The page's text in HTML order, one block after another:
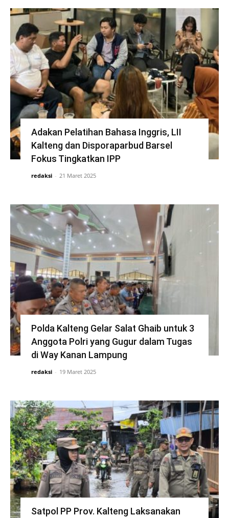
Adakan Pelatihan Bahasa Inggris, LII
Kalteng dan Disporaparbud Barsel
Fokus Tingkatkan IPP
redaksi - 21 Maret 2025
Polda Kalteng Gelar Salat Ghaib untuk 3
Anggota Polri yang Gugur dalam Tugas
di Way Kanan Lampung
redaksi - 19 Maret 2025
Satpol PP Prov. Kalteng Laksanakan